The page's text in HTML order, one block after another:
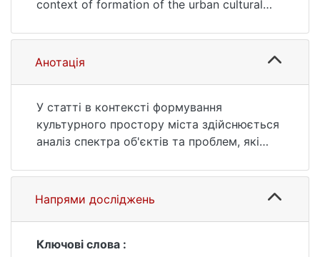
context of formation of the urban cultural
2020. no. 1 (6). P. 59—63. URL:
https://doi.org/10.17721/UCS.2020.1(6).13
(date of access: 26.07.2026).
Анотація
У статті в контексті формування
культурного простору міста здійснюється
аналіз спектра об'єктів та проблем, які
предмета уваги експертної діяльності в
сфері культури. Висновується, що в епоху
"раціонального хаосу" одна з центральних
проблема споживацької навігації. Мова
Напрями досліджень
Ключові слова :